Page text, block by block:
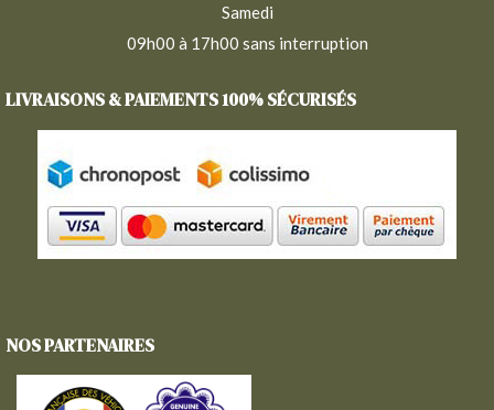
Samedi
09h00 à 17h00 sans interruption
LIVRAISONS & PAIEMENTS 100% SÉCURISÉS
NOS PARTENAIRES